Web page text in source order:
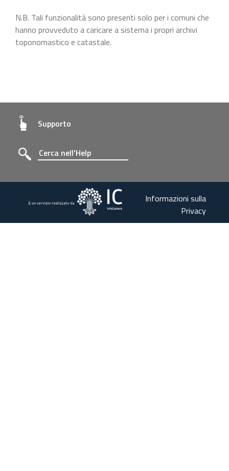
N.B. Tali funzionalità sono presenti solo per i comuni che
hanno provveduto a caricare a sistema i propri archivi
toponomastico e catastale.
Supporto
Informazioni sulla
Privacy